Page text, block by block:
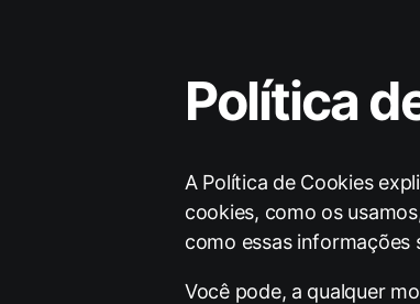
Política
A Política de Cookies
cookies, como os
como essas informações
Você pode, a qualquer